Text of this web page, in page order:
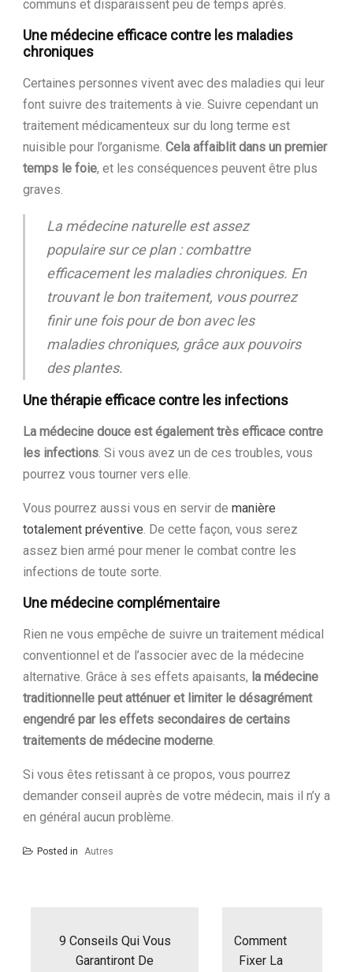
communs et disparaissent peu de temps après.
Une médecine efficace contre les maladies
chroniques
Certaines personnes vivent avec des maladies qui leur
font suivre des traitements à vie. Suivre cependant un
traitement médicamenteux sur du long terme est
nuisible pour l’organisme. Cela affaiblit dans un premier
temps le foie, et les conséquences peuvent être plus
graves.
La médecine naturelle est assez
populaire sur ce plan : combattre
efficacement les maladies chroniques. En
trouvant le bon traitement, vous pourrez
finir une fois pour de bon avec les
maladies chroniques, grâce aux pouvoirs
des plantes.
Une thérapie efficace contre les infections
La médecine douce est également très efficace contre
les infections. Si vous avez un de ces troubles, vous
pourrez vous tourner vers elle.
Vous pourrez aussi vous en servir de manière
totalement préventive. De cette façon, vous serez
assez bien armé pour mener le combat contre les
infections de toute sorte.
Une médecine complémentaire
Rien ne vous empêche de suivre un traitement médical
conventionnel et de l’associer avec de la médecine
alternative. Grâce à ses effets apaisants, la médecine
traditionnelle peut atténuer et limiter le désagrément
engendré par les effets secondaires de certains
traitements de médecine moderne.
Si vous êtes retissant à ce propos, vous pourrez
demander conseil auprès de votre médecin, mais il n’y a
en général aucun problème.
Posted in Autres
9 Conseils Qui Vous
Garantiront De
Comment
Fixer La